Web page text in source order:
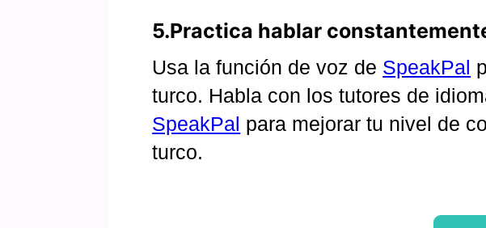
5.Practica hablar
Usa la función de voz de SpeakPal
turco. Habla con los tutores de
SpeakPal para mejorar tu nivel de
turco.